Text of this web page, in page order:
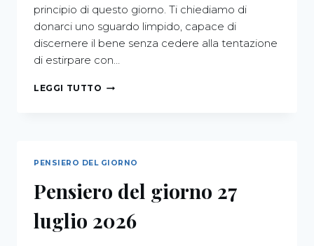
principio di questo giorno. Ti chiediamo di
donarci uno sguardo limpido, capace di
discernere il bene senza cedere alla tentazione
di estirpare con…
LEGGI TUTTO
PENSIERO DEL GIORNO
Pensiero del giorno 27
luglio 2026